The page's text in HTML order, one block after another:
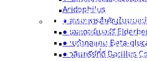
Breve
● จุลินทรีย์มากประโยช
Plantarum
● โพรไบโอติก
● กรดอะมิโนจากธรรมชา
● จุลินทรีย์ที่ดี Bacillus
● ปกป้องลำไส้
● จุลินทรีย์สุขภาพ
● จุลินทรีย์มากประโยชน์
Plantarum
● แลคโตบาซิลลัส แอซิโดฟิ